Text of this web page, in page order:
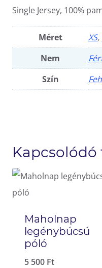
Single Jersey, 100%
Méret XS,
Nem
Szín
Maholnap
legénybúcsú
póló
5 500 Ft